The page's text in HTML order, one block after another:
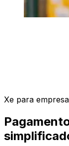
Xe para